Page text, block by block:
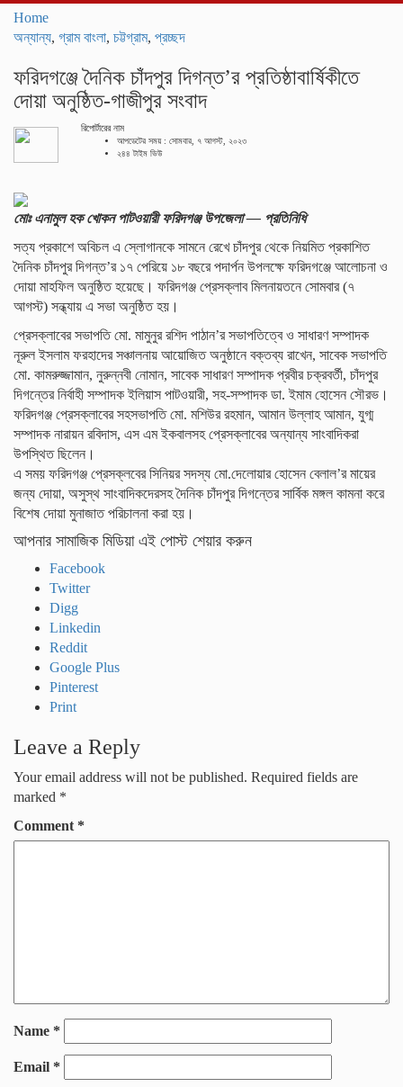
Home
অন্যান্য, গ্রাম বাংলা, চট্টগ্রাম, প্রচ্ছদ
ফরিদগঞ্জে দৈনিক চাঁদপুর দিগন্ত’র প্রতিষ্ঠাবার্ষিকীতে
দোয়া অনুষ্ঠিত-গাজীপুর সংবাদ
রিপোর্টারের নাম
আপডেটের সময় : সোমবার, ৭ আগস্ট, ২০২৩
২৪৪ টাইম ভিউ
মোঃ এনামুল হক খোকন পাটওয়ারী ফরিদগঞ্জ উপজেলা — প্রতিনিধি
সত্য প্রকাশে অবিচল এ স্লোগানকে সামনে রেখে চাঁদপুর থেকে নিয়মিত প্রকাশিত
দৈনিক চাঁদপুর দিগন্ত’র ১৭ পেরিয়ে ১৮ বছরে পদার্পন উপলক্ষে ফরিদগঞ্জে আলোচনা ও
দোয়া মাহফিল অনুষ্ঠিত হয়েছে। ফরিদগঞ্জ প্রেসক্লাব মিলনায়তনে সোমবার (৭
আগস্ট) সন্ধ্যায় এ সভা অনুষ্ঠিত হয়।
প্রেসক্লাবের সভাপতি মো. মামুনুর রশিদ পাঠান’র সভাপতিত্বে ও সাধারণ সম্পাদক
নূরুল ইসলাম ফরহাদের সঞ্চালনায় আয়োজিত অনুষ্ঠানে বক্তব্য রাখেন, সাবেক সভাপতি
মো. কামরুজ্জামান, নুরুন্নবী নোমান, সাবেক সাধারণ সম্পাদক প্রবীর চক্রবর্তী, চাঁদপুর
দিগন্তের নির্বাহী সম্পাদক ইলিয়াস পাটওয়ারী, সহ-সম্পাদক ডা. ইমাম হোসেন সৌরভ।
ফরিদগঞ্জ প্রেসক্লাবের সহসভাপতি মো. মশিউর রহমান, আমান উল্লাহ আমান, যুগ্ম
সম্পাদক নারায়ন রবিদাস, এস এম ইকবালসহ প্রেসক্লাবের অন্যান্য সাংবাদিকরা
উপস্থিত ছিলেন।
এ সময় ফরিদগঞ্জ প্রেসক্লবের সিনিয়র সদস্য মো.দেলোয়ার হোসেন বেলাল’র মায়ের
জন্য দোয়া, অসুস্থ সাংবাদিকদেরসহ দৈনিক চাঁদপুর দিগন্তের সার্বিক মঙ্গল কামনা করে
বিশেষ দোয়া মুনাজাত পরিচালনা করা হয়।
আপনার সামাজিক মিডিয়া এই পোস্ট শেয়ার করুন
Facebook
Twitter
Digg
Linkedin
Reddit
Google Plus
Pinterest
Print
Leave a Reply
Your email address will not be published. Required fields are
marked *
Comment *
Name *
Email *